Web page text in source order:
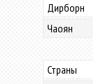
Дирборн
Чаоян
Страны